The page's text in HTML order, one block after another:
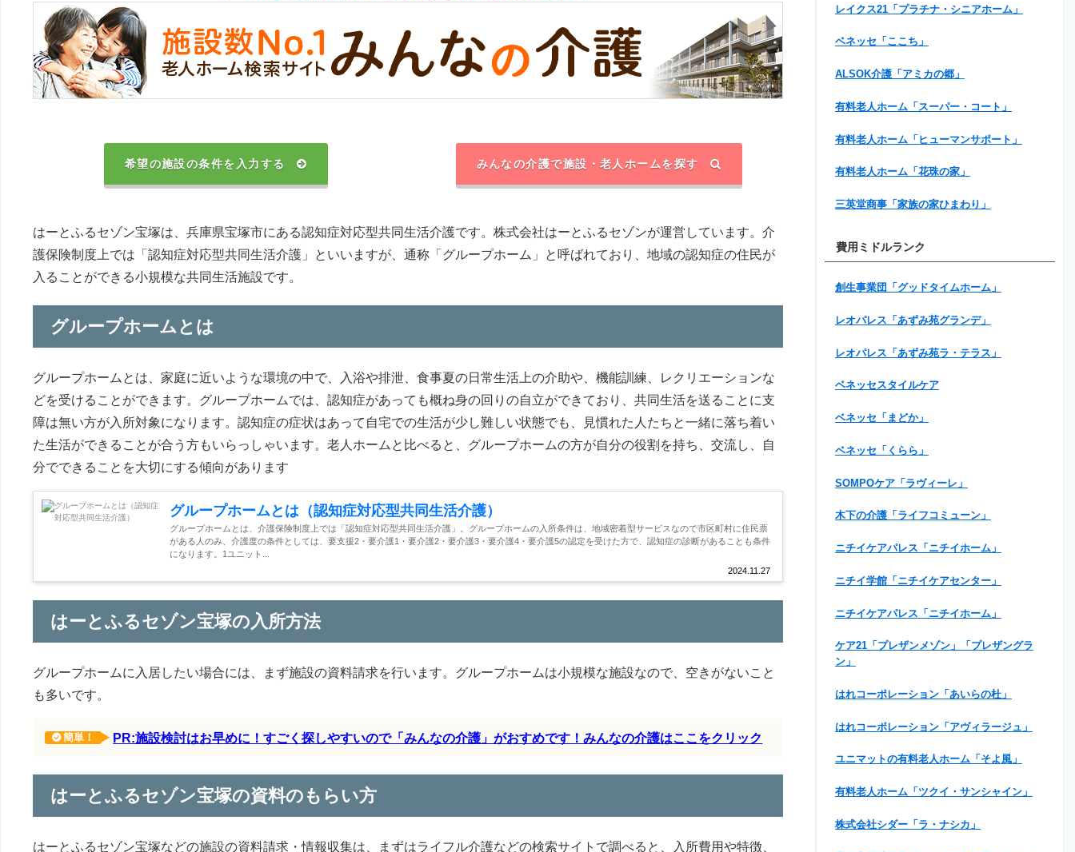
希望の施設の条件を入力する みんなの介護で施設・老人ホームを探す
はーとふるセゾン宝塚は、兵庫県宝塚市にある認知症対応型共同生活介護です。株式会社はーとふるセゾンが運営しています。介
護保険制度上では「認知症対応型共同生活介護」といいますが、通称「グループホーム」と呼ばれており、地域の認知症の住民が
入ることができる小規模な共同生活施設です。
グループホームとは
グループホームとは、家庭に近いような環境の中で、入浴や排泄、食事夏の日常生活上の介助や、機能訓練、レクリエーションな
どを受けることができます。グループホームでは、認知症があっても概ね身の回りの自立ができており、共同生活を送ることに支
障は無い方が入所対象になります。認知症の症状はあって自宅での生活が少し難しい状態でも、見慣れた人たちと一緒に落ち着い
た生活ができることが合う方もいらっしゃいます。老人ホームと比べると、グループホームの方が自分の役割を持ち、交流し、自
分でできることを大切にする傾向があります
グループホームとは（認知症対応型共同生活介護）
2024.11.27
グループホームとは、介護保険制度上では「認知症対応型共同生活介護」。グループホームの入所条件は、地域密着型サービスなので市区町村に住民票
がある人のみ、介護度の条件としては、要支援2・要介護1・要介護2・要介護3・要介護4・要介護5の認定を受けた方で、認知症の診断があることも条件
になります。1ユニット...
はーとふるセゾン宝塚の入所方法
グループホームに入居したい場合には、まず施設の資料請求を行います。グループホームは小規模な施設なので、空きがないこと
も多いです。
簡単！ PR:施設検討はお早めに！すごく探しやすいので「みんなの介護」がおすめです！みんなの介護はここをクリック
はーとふるセゾン宝塚の資料のもらい方
はーとふるセゾン宝塚などの施設の資料請求・情報収集は、まずはライフル介護などの検索サイトで調べると、入所費用や特徴、
レイクス21「プラチナ・シニアホーム」
ベネッセ「ここち」
ALSOK介護「アミカの郷」
有料老人ホーム「スーパー・コート」
有料老人ホーム「ヒューマンサポート」
有料老人ホーム「花珠の家」
三英堂商事「家族の家ひまわり」
費用ミドルランク
創生事業団「グッドタイムホーム」
レオパレス「あずみ苑グランデ」
レオパレス「あずみ苑ラ・テラス」
ベネッセスタイルケア
ベネッセ「まどか」
ベネッセ「くらら」
SOMPOケア「ラヴィーレ」
木下の介護「ライフコミューン」
ニチイケアパレス「ニチイホーム」
ニチイ学館「ニチイケアセンター」
ニチイケアパレス「ニチイホーム」
ケア21「プレザンメゾン」「プレザングラ
ン」
はれコーポレーション「あいらの杜」
はれコーポレーション「アヴィラージュ」
ユニマットの有料老人ホーム「そよ風」
有料老人ホーム「ツクイ・サンシャイン」
株式会社シダー「ラ・ナシカ」